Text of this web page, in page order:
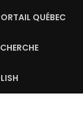
QUÉBEC